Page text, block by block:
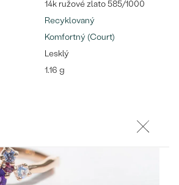
14k ružové zlato 585/1000
Recyklovaný
Komfortný (Court)
Lesklý
1.16 g
14k ružové zlato 585/1000
Vintage
0.156 ct